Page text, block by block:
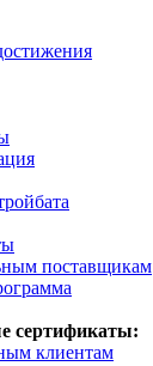
поставщикам
сертификаты:
клиентам